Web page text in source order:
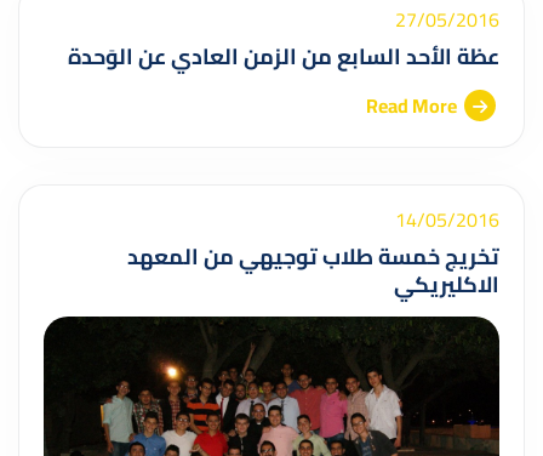
27/05/2016
عظة الأحد السابع من الزمن العادي عن الوَحدة
Read More
14/05/2016
تخريج خمسة طلاب توجيهي من المعهد
الاكليريكي